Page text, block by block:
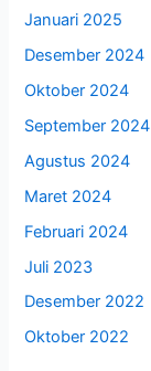
Januari 2025
Desember 2024
Oktober 2024
September 2024
Agustus 2024
Maret 2024
Februari 2024
Juli 2023
Desember 2022
Oktober 2022